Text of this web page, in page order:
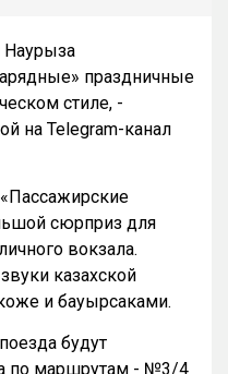
Наурыза
праздничные
стиле, -
на Telegram-канал
сюрприз для
вокзала.
казахской
и бауырсаками.
будут
по маршрутам - №3/4